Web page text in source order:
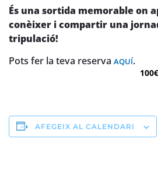
És una sortida memorable on
conèixer i compartir una
tripulació!
Pots fer la teva reserva AQUÍ.
100€
AFEGEIX AL CALENDARI